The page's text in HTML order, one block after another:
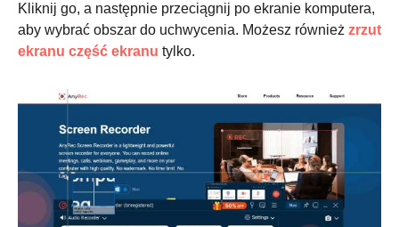
Kliknij go, a następnie przeciągnij po ekranie komputera,
aby wybrać obszar do uchwycenia. Możesz również zrzut
ekranu część ekranu tylko.